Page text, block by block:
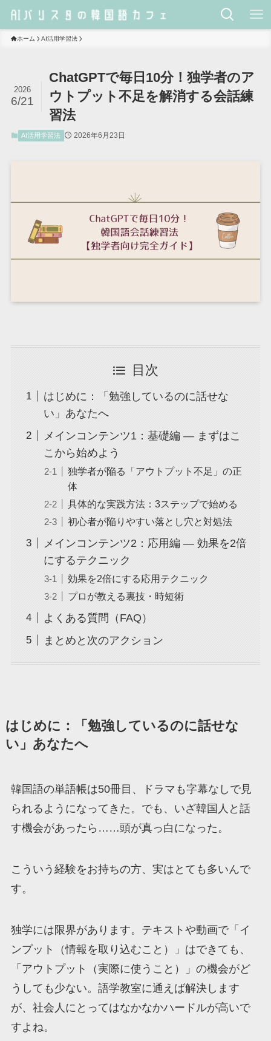
ホーム AI活用学習法
ChatGPTで毎日10分！独学者のア
ウトプット不足を解消する会話練
習法
2026
6/21
AI活用学習法 2026年6月23日
目次
はじめに：「勉強しているのに話せな
い」あなたへ
メインコンテンツ1：基礎編 ― まずはこ
こから始めよう
独学者が陥る「アウトプット不足」の正
体
具体的な実践方法：3ステップで始める
初心者が陥りやすい落とし穴と対処法
メインコンテンツ2：応用編 ― 効果を2倍
にするテクニック
効果を2倍にする応用テクニック
プロが教える裏技・時短術
よくある質問（FAQ）
まとめと次のアクション
はじめに：「勉強しているのに話せな
い」あなたへ
韓国語の単語帳は50冊目、ドラマも字幕なしで見
られるようになってきた。でも、いざ韓国人と話
す機会があったら……頭が真っ白になった。
こういう経験をお持ちの方、実はとても多いんで
す。
独学には限界があります。テキストや動画で「イ
ンプット（情報を取り込むこと）」はできても、
「アウトプット（実際に使うこと）」の機会がど
うしても少ない。語学教室に通えば解決します
が、社会人にとってはなかなかハードルが高いで
すよね。